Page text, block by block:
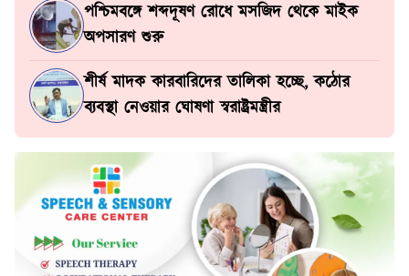
পশ্চিমবঙ্গে শব্দদূষণ রোধে মসজিদ থেকে মাইক
অপসারণ শুরু
শীর্ষ মাদক কারবারিদের তালিকা হচ্ছে, কঠোর
ব্যবস্থা নেওয়ার ঘোষণা স্বরাষ্ট্রমন্ত্রীর